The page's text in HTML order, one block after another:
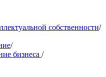
собственности/
/
бизнеса /